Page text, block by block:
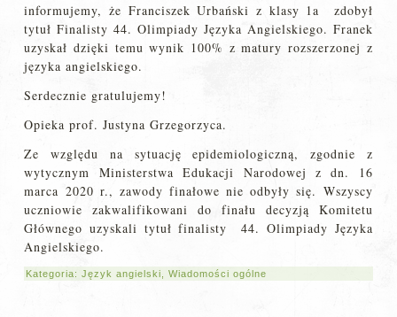
informujemy, że Franciszek Urbański z klasy 1a zdobył
tytuł Finalisty 44. Olimpiady Języka Angielskiego. Franek
uzyskał dzięki temu wynik 100% z matury rozszerzonej z
języka angielskiego.
Serdecznie gratulujemy!
Opieka prof. Justyna Grzegorzyca.
Ze względu na sytuację epidemiologiczną, zgodnie z
wytycznym Ministerstwa Edukacji Narodowej z dn. 16
marca 2020 r., zawody finałowe nie odbyły się. Wszyscy
uczniowie zakwalifikowani do finału decyzją Komitetu
Głównego uzyskali tytuł finalisty 44. Olimpiady Języka
Angielskiego.
Kategoria:Język angielski ,Wiadomości ogólne